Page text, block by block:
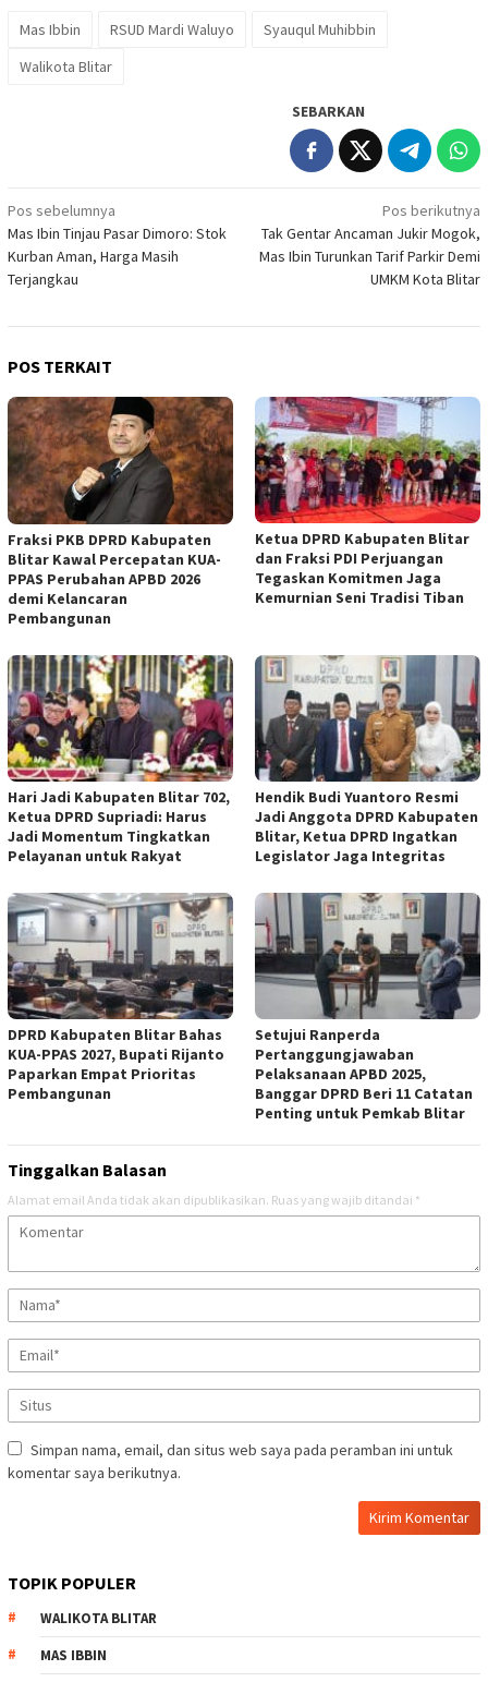
Mas Ibbin RSUD Mardi Waluyo
Syauqul Muhibbin
Walikota Blitar
SEBARKAN
Navigasi
pos
Pos sebelumnya
Mas Ibin Tinjau Pasar Dimoro: Stok
Kurban Aman, Harga Masih
Terjangkau
Pos berikutnya
Tak Gentar Ancaman Jukir Mogok,
Mas Ibin Turunkan Tarif Parkir Demi
UMKM Kota Blitar
POS TERKAIT
Fraksi PKB DPRD Kabupaten
Blitar Kawal Percepatan KUA-
PPAS Perubahan APBD 2026
demi Kelancaran
Pembangunan
Ketua DPRD Kabupaten Blitar
dan Fraksi PDI Perjuangan
Tegaskan Komitmen Jaga
Kemurnian Seni Tradisi Tiban
Hari Jadi Kabupaten Blitar 702,
Ketua DPRD Supriadi: Harus
Jadi Momentum Tingkatkan
Pelayanan untuk Rakyat
Hendik Budi Yuantoro Resmi
Jadi Anggota DPRD Kabupaten
Blitar, Ketua DPRD Ingatkan
Legislator Jaga Integritas
DPRD Kabupaten Blitar Bahas
KUA-PPAS 2027, Bupati Rijanto
Paparkan Empat Prioritas
Pembangunan
Setujui Ranperda
Pertanggungjawaban
Pelaksanaan APBD 2025,
Banggar DPRD Beri 11 Catatan
Penting untuk Pemkab Blitar
Tinggalkan Balasan
Alamat email Anda tidak akan dipublikasikan. Ruas yang wajib ditandai *
Simpan nama, email, dan situs web saya pada peramban ini untuk
komentar saya berikutnya.
TOPIK POPULER
WALIKOTA BLITAR
MAS IBBIN